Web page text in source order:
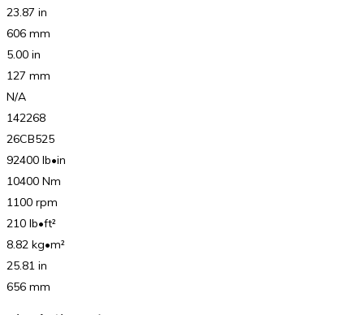
23.87 in
606 mm
5.00 in
127 mm
N/A
142268
26CB525
92400 lb•in
10400 Nm
1100 rpm
210 lb•ft²
8.82 kg•m²
25.81 in
656 mm